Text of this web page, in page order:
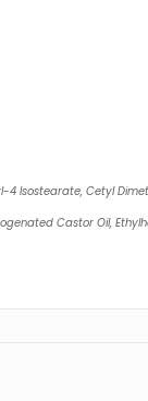
Isostearate, Cetyl
Castor Oil,